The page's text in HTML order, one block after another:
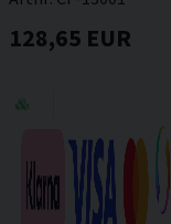
128,65 EUR